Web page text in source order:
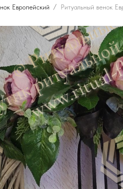
Европейский